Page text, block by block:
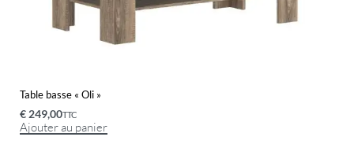
Table basse « Oli »
€ 249,00TTC
Ajouter au panier